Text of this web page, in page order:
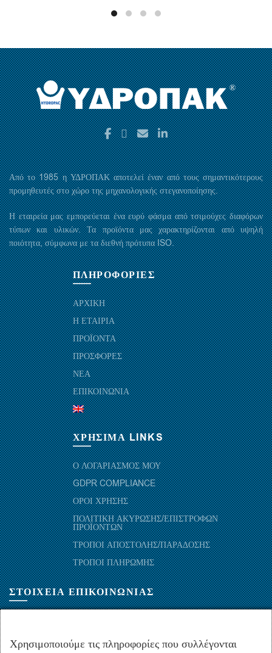
Από το 1985 η ΥΔΡΟΠΑΚ αποτελεί έναν από τους σημαντικότερους
προμηθευτές στο χώρο της μηχανολογικής στεγανοποίησης.
Η εταιρεία μας εμπορεύεται ένα ευρύ φάσμα από τσιμούχες διαφόρων
τύπων και υλικών. Τα προϊόντα μας χαρακτηρίζονται από υψηλή
ποιότητα, σύμφωνα με τα διεθνή πρότυπα ISO.
ΠΛΗΡΟΦΟΡΙΕΣ
ΑΡΧΙΚΗ
Η ΕΤΑΙΡΙΑ
ΠΡΟΪΟΝΤΑ
ΠΡΟΣΦΟΡΕΣ
ΝΕΑ
ΕΠΙΚΟΙΝΩΝΙΑ
ΧΡΗΣΙΜΑ LINKS
Ο ΛΟΓΑΡΙΑΣΜΟΣ ΜΟΥ
GDPR COMPLIANCE
ΟΡΟΙ ΧΡΗΣΗΣ
ΠΟΛΙΤΙΚΗ ΑΚΥΡΩΣΗΣ/ΕΠΙΣΤΡΟΦΩΝ
ΠΡΟΪΟΝΤΩΝ
ΤΡΟΠΟΙ ΑΠΟΣΤΟΛΗΣ/ΠΑΡΑΔΟΣΗΣ
ΤΡΟΠΟΙ ΠΛΗΡΩΜΗΣ
ΣΤΟΙΧΕΙΑ ΕΠΙΚΟΙΝΩΝΙΑΣ
+30.210-5143367,+30.210-5154659,+30.210-5147842
Χρησιμοποιούμε τις πληροφορίες που συλλέγονται